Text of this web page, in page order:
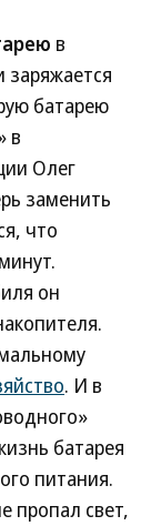
в
батарею
в
Олег
заменить
что
он
. И в
батарея
питания.
пропал свет,